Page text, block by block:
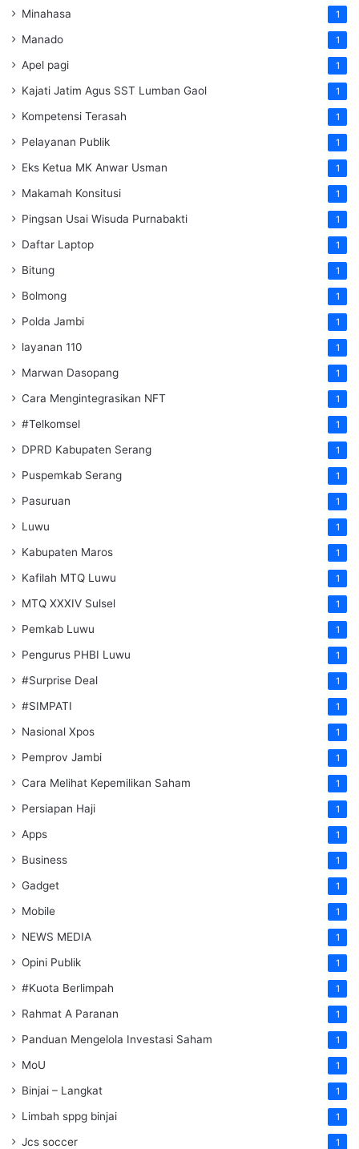
Minahasa 1
Manado 1
Apel pagi 1
Kajati Jatim Agus SST Lumban Gaol 1
Kompetensi Terasah 1
Pelayanan Publik 1
Eks Ketua MK Anwar Usman 1
Makamah Konsitusi 1
Pingsan Usai Wisuda Purnabakti 1
Daftar Laptop 1
Bitung 1
Bolmong 1
Polda Jambi 1
layanan 110 1
Marwan Dasopang 1
Cara Mengintegrasikan NFT 1
#Telkomsel 1
DPRD Kabupaten Serang 1
Puspemkab Serang 1
Pasuruan 1
Luwu 1
Kabupaten Maros 1
Kafilah MTQ Luwu 1
MTQ XXXIV Sulsel 1
Pemkab Luwu 1
Pengurus PHBI Luwu 1
#Surprise Deal 1
#SIMPATI 1
Nasional Xpos 1
Pemprov Jambi 1
Cara Melihat Kepemilikan Saham 1
Persiapan Haji 1
Apps 1
Business 1
Gadget 1
Mobile 1
NEWS MEDIA 1
Opini Publik 1
#Kuota Berlimpah 1
Rahmat A Paranan 1
Panduan Mengelola Investasi Saham 1
MoU 1
Binjai – Langkat 1
Limbah sppg binjai 1
Jcs soccer 1